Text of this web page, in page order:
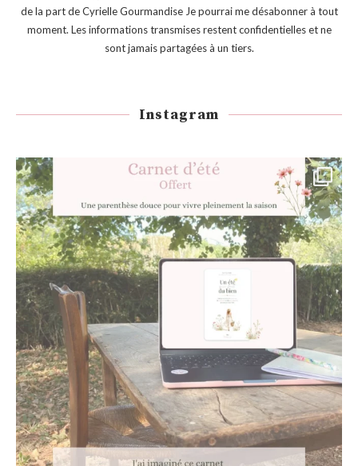
de la part de Cyrielle Gourmandise Je pourrai me désabonner à tout
moment. Les informations transmises restent confidentielles et ne
sont jamais partagées à un tiers.
Instagram